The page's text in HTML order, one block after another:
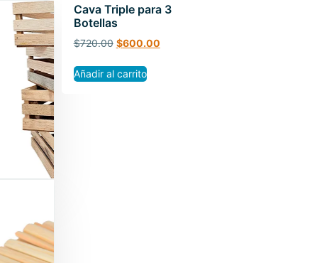
Cava Triple para 3
Botellas
$720.00 $600.00
Añadir al carrito